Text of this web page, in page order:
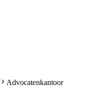
Advocatenkantoor